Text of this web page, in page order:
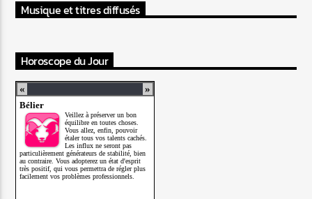
Musique et titres diffusés
Horoscope du Jour